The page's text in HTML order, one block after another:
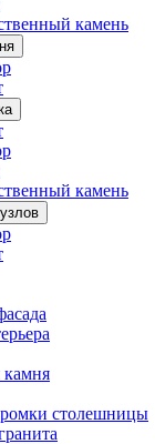
камень
камень
камня
столешницы